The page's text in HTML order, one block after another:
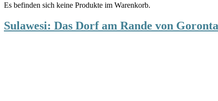
Es befinden sich keine Produkte im Warenkorb.
Sulawesi: Das Dorf am Rande von